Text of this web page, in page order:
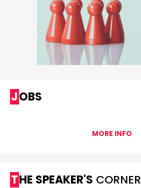
JOBS
MORE INFO
THE SPEAKER'S CORNER